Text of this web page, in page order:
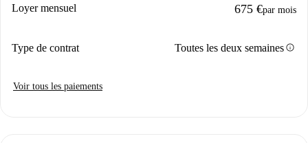
Loyer mensuel 675 €par mois
Type de contrat Toutes les deux semainesinfo
Voir tous les paiements